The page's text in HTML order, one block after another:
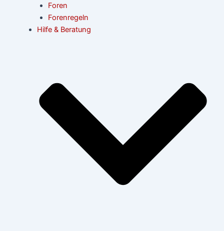
Foren
Forenregeln
Hilfe & Beratung